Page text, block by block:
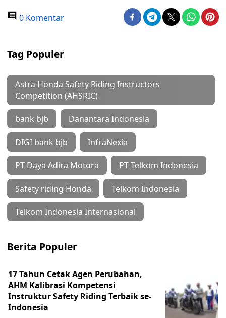
0 Komentar
Tag Populer
Astra Honda Safety Riding Instructors
Competition (AHSRIC)
bank bjb Danantara Indonesia
DIGI bank bjb InfraNexia
PT Daya Adira Motora PT Telkom Indonesia
Safety riding Honda Telkom Indonesia
Telkom Indonesia Internasional
Berita Populer
17 Tahun Cetak Agen Perubahan,
AHM Kalibrasi Kompetensi
Instruktur Safety Riding Terbaik se-
Indonesia